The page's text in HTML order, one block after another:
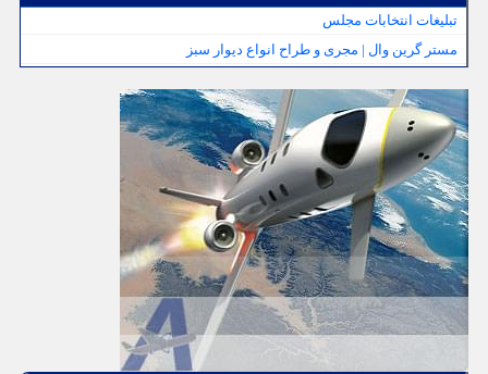
تبلیغات انتخابات مجلس
مستر گرین وال | مجری و طراح انواع دیوار سبز